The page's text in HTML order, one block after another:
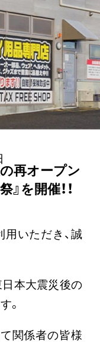
再オープン
を開催！！
いただき、誠
本大震災後の
。
関係者の皆様